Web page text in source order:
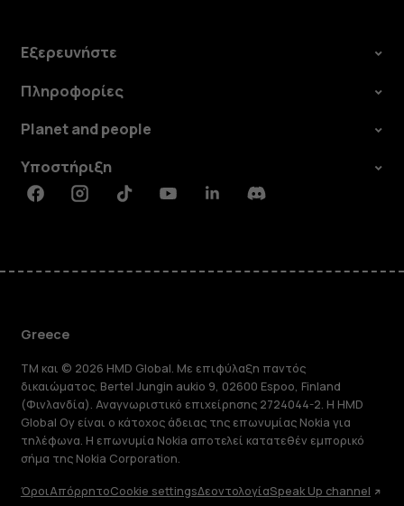
Εξερευνήστε
Πληροφορίες
Planet and people
Υποστήριξη
FacebookInstagramTiktokYoutubeLinkedinDiscord
Greece
TM και © 2026 HMD Global. Με επιφύλαξη παντός
δικαιώματος. Bertel Jungin aukio 9, 02600 Espoo, Finland
(Φινλανδία). Αναγνωριστικό επιχείρησης 2724044-2. Η HMD
Global Oy είναι ο κάτοχος άδειας της επωνυμίας Nokia για
τηλέφωνα. Η επωνυμία Nokia αποτελεί κατατεθέν εμπορικό
σήμα της Nokia Corporation.
ΌροιΑπόρρητοCookie settingsΔεοντολογίαSpeak Up channel